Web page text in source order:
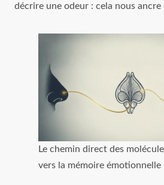
décrire une odeur : cela nous ancre
Le chemin direct des
vers la mémoire émotionnelle